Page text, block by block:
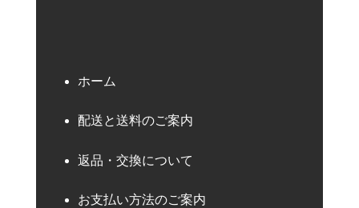
ホーム
配送と送料のご案内
返品・交換について
お支払い方法のご案内